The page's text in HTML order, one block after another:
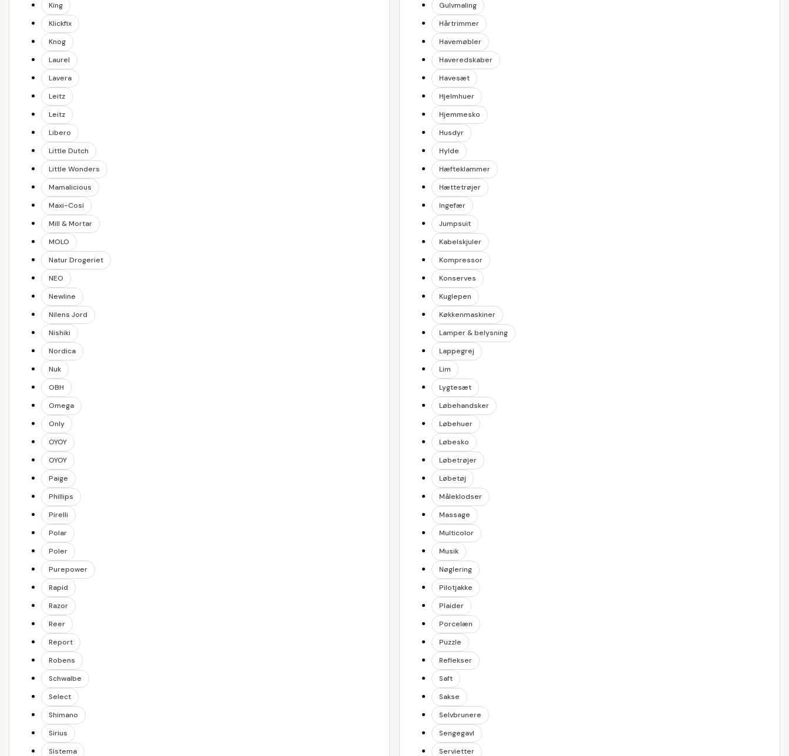
King
Klickfix
Knog
Laurel
Lavera
Leitz
Leitz
Libero
Little Dutch
Little Wonders
Mamalicious
Maxi-Cosi
Mill & Mortar
MOLO
Natur Drogeriet
NEO
Newline
Nilens Jord
Nishiki
Nordica
Nuk
OBH
Omega
Only
OYOY
OYOY
Paige
Phillips
Pirelli
Polar
Poler
Purepower
Rapid
Razor
Reer
Report
Robens
Schwalbe
Select
Shimano
Sirius
Sistema
Gulvmaling
Hårtrimmer
Havemøbler
Haveredskaber
Havesæt
Hjelmhuer
Hjemmesko
Husdyr
Hylde
Hæfteklammer
Hættetrøjer
Ingefær
Jumpsuit
Kabelskjuler
Kompressor
Konserves
Kuglepen
Køkkenmaskiner
Lamper & belysning
Lappegrej
Lim
Lygtesæt
Løbehandsker
Løbehuer
Løbesko
Løbetrøjer
Løbetøj
Måleklodser
Massage
Multicolor
Musik
Nøglering
Pilotjakke
Plaider
Porcelæn
Puzzle
Reflekser
Saft
Sakse
Selvbrunere
Sengegavl
Servietter